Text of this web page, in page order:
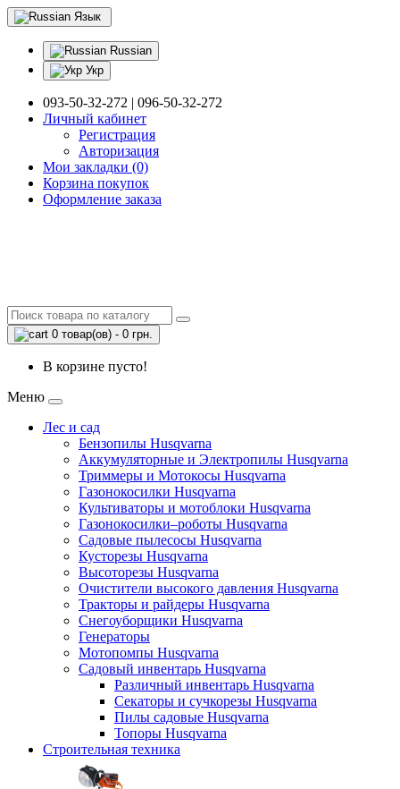
Язык
Russian
Укр
093-50-32-272 | 096-50-32-272
Личный кабинет
Регистрация
Авторизация
Мои закладки (0)
Корзина покупок
Оформление заказа
0 товар(ов) - 0 грн.
В корзине пусто!
Меню
Лес и сад
Бензопилы Husqvarna
Аккумуляторные и Электропилы Нusqvarna
Триммеры и Мотокосы Нusqvarna
Газонокосилки Husqvarna
Культиваторы и мотоблоки Husqvarna
Газонокосилки–роботы Husqvarna
Садовые пылесосы Husqvarna
Кусторезы Husqvarna
Высоторезы Husqvarna
Очистители высокого давления Husqvarna
Тракторы и райдеры Husqvarna
Снегоуборщики Husqvarna
Генераторы
Мотопомпы Husqvarna
Садовый инвентарь Husqvarna
Различный инвентарь Husqvarna
Секаторы и сучкорезы Husqvarna
Пилы садовые Husqvarna
Топоры Husqvarna
Строительная техника